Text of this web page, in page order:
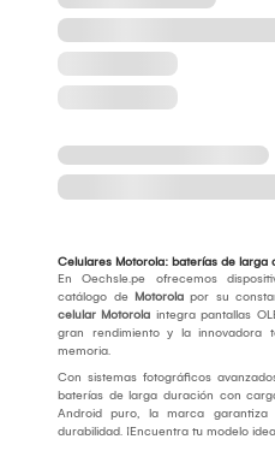
Celulares Motorola: baterías de larga
En Oechsle.pe ofrecemos
catálogo de Motorola por su
celular Motorola integra pantallas
gran rendimiento y la innovadora
memoria.
Con sistemas fotográficos
baterías de larga duración con
Android puro, la marca
durabilidad. ¡Encuentra tu modelo